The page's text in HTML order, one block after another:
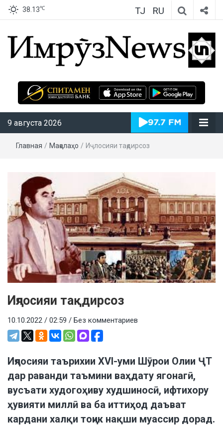
38.13℃ TJ RU
ИмрӯзNews
9 августа 2026
Главная / Мақолаҳо / Иҷлосияи тақдирсоз
Иҷлосияи тақдирсоз
10.10.2022 / 02:59 / Без комментариев
Иҷлосияи таърихии XVI-уми Шӯрои Олии ҶТ
дар раванди таъмини ваҳдату ягонагӣ,
вусъати худогоҳиву худшиносӣ, ифтихору
ҳувияти миллӣ ва ба иттиҳод даъват
кардани халқи тоҷик нақши муассир дорад.